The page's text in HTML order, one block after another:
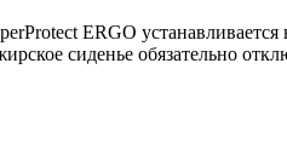
ERGO
сиденье обязательно